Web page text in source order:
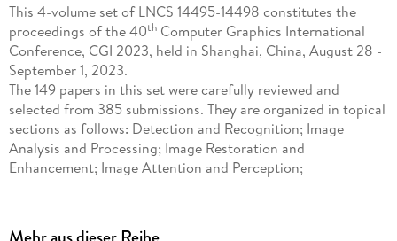
This 4-volume set of LNCS 14495-14498 constitutes the
proceedings of the 40thComputer Graphics International
Conference, CGI 2023, held in Shanghai, China, August 28 -
September 1, 2023.
The 149 papers in this set were carefully reviewed and
selected from 385 submissions. They are organized in topical
sections as follows: Detection and Recognition; Image
Analysis and Processing; Image Restoration and
Enhancement; Image Attention and Perception;
AR/VR; Medical Imaging and Robotics; Theoretical Analysis;